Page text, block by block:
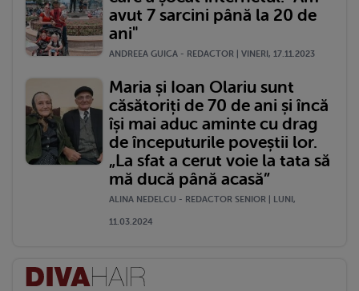
avut 7 sarcini până la 20 de
ani"
ANDREEA GUICA - REDACTOR | VINERI, 17.11.2023
Maria și Ioan Olariu sunt
căsătoriți de 70 de ani și încă
își mai aduc aminte cu drag
de începuturile poveștii lor.
„La sfat a cerut voie la tata să
mă ducă până acasă”
ALINA NEDELCU - REDACTOR SENIOR | LUNI,
11.03.2024